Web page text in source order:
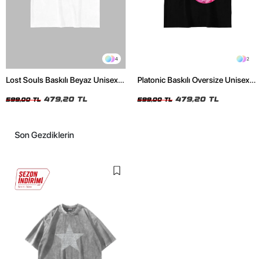
4
Lost Souls Baskılı Beyaz Unisex
599,00 TL 479,20 TL
2
Platonic Baskılı Oversize Unisex
599,00 TL 479,20 TL
Son Gezdiklerin